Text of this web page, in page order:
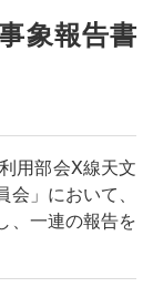
象報告書
用部会X線天文
」において、
、一連の報告を